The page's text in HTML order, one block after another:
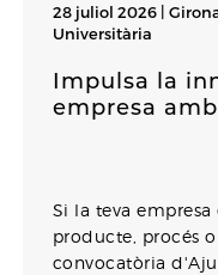
28 juliol 2026 | Girona
Universitària
Impulsa la
empresa
Si la teva
producte, procés
convocatòria